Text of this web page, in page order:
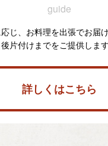
guide
じ、お料理を出張でお届
後片付けまでをご提供します
詳しくはこちら